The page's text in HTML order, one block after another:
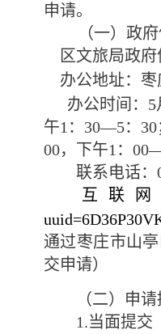
申请。
（一）政
区文旅局政
办公地址：
办公时间： 5
午1 ： 30—5： 30
00，下午1 ：
联系电话：
互联
通过枣庄市山
交申请）
（二）申请
1.当面提交